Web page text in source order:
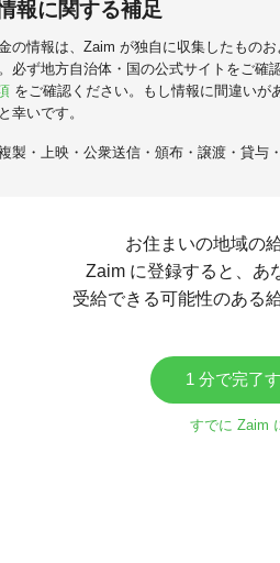
報に関する補足
の情報は、Zaim が独自に収集したものお
必ず地方自治体・国の公式サイトをご確
をご確認ください。もし情報に間違いが
幸いです。
製・上映・公衆送信・頒布・譲渡・貸与
お住まいの地域の
Zaim に登録すると、あ
受給できる可能性のある
1 分で完了
すでに Zaim